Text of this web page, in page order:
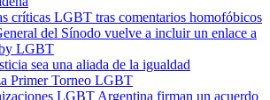
críticas LGBT tras comentarios homofóbicos
del Sínodo vuelve a incluir un enlace a
LGBT
sea una aliada de la igualdad
Primer Torneo LGBT
LGBT Argentina firman un acuerdo